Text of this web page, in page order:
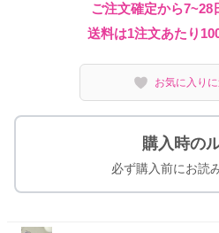
ご注文確定から7~28
送料は1注文あたり
お気に入り
購入時の
必ず購入前にお読